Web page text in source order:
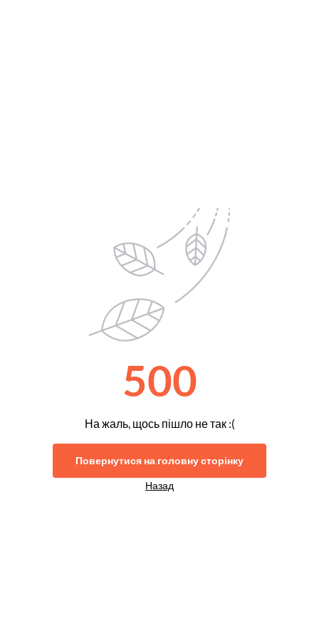
500
На жаль, щось пішло не так :(
Повернутися на головну сторінку
Назад